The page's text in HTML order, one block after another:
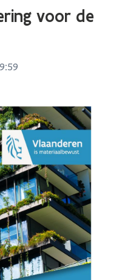
voor de